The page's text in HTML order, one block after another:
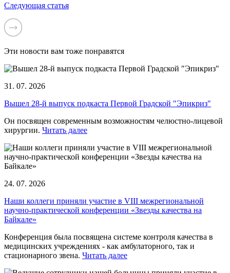
Следующая статья
Эти новости вам тоже понравятся
31. 07. 2026
Вышел 28-й выпуск подкаста Первой Градской "Эпикриз"
Он посвящен современным возможностям челюстно-лицевой
хирургии. Читать далее
24. 07. 2026
Наши коллеги приняли участие в VIII межрегиональной
научно-практической конференции «Звезды качества на
Байкале»
Конференция была посвящена системе контроля качества в
медицинских учреждениях - как амбулаторного, так и
стационарного звена. Читать далее